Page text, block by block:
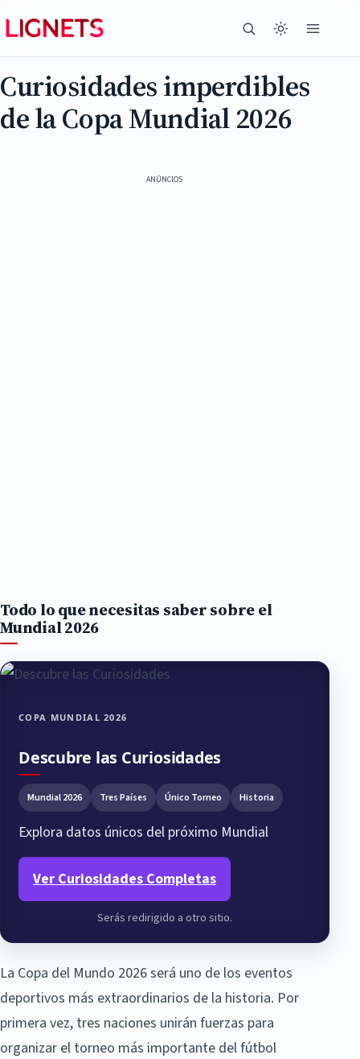
Curiosidades imperdibles
de la Copa Mundial 2026
ANÚNCIOS
Todo lo que necesitas saber sobre el
Mundial 2026
COPA MUNDIAL 2026
Descubre las Curiosidades
Mundial 2026 Tres Países Único Torneo Historia
Explora datos únicos del próximo Mundial
Ver Curiosidades Completas
Serás redirigido a otro sitio.
La Copa del Mundo 2026 será uno de los eventos
deportivos más extraordinarios de la historia. Por
primera vez, tres naciones unirán fuerzas para
organizar el torneo más importante del fútbol